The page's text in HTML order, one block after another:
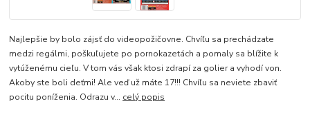
Najlepšie by bolo zájsť do videopožičovne. Chvíľu sa prechádzate
medzi regálmi, poškuľujete po pornokazetách a pomaly sa blížite k
vytúženému cieľu. V tom vás však ktosi zdrapí za golier a vyhodí von.
Akoby ste boli deťmi! Ale veď už máte 17!!! Chvíľu sa neviete zbaviť
pocitu poníženia. Odrazu v... celý popis